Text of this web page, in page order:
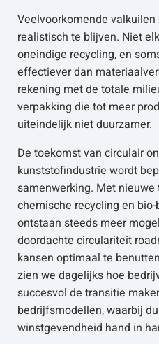
Veelvoorkomende
realistisch te blijven. Niet
oneindige recycling, en
effectiever dan
rekening met de totale
verpakking die tot meer
uiteindelijk niet duurzamer.
De toekomst van circulair
kunststofindustrie wordt
samenwerking. Met
chemische recycling en
ontstaan steeds meer
doordachte circulariteit
kansen optimaal te
zien we dagelijks hoe
succesvol de transitie
bedrijfsmodellen, waarbij
winstgevendheid hand in